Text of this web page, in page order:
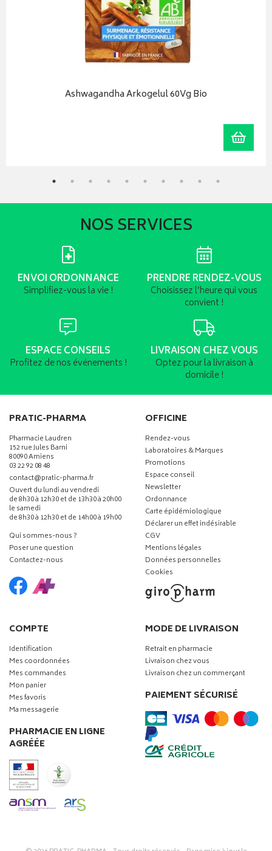
Ashwagandha Arkogelul 60Vg Bio
NOS SERVICES
ENVOI ORDONNANCE
Simplifiez-vous la vie !
PRENDRE RENDEZ-VOUS
Choisissez l’heure qui vous
convient !
ESPACE CONSEILS
Profitez de nos événements !
LIVRAISON CHEZ VOUS
Optez pour la livraison à
domicile !
PRATIC-PHARMA
Pharmacie Laudren
152 rue Jules Barni
80090 Amiens
03 22 92 08 48
contact-
@-
pratic-pharma.fr
Ouvert du lundi au vendredi
de 8h30 à 12h30 et de 13h30 à 20h00
le samedi
de 8h30 à 12h30 et de 14h00 à 19h00
Qui sommes-nous ?
Poser une question
Contactez-nous
OFFICINE
Rendez-vous
Laboratoires & Marques
Promotions
Espace conseil
Newsletter
Ordonnance
Carte épidémiologique
Déclarer un effet indésirable
CGV
Mentions légales
Données personnelles
Cookies
COMPTE
Identification
Mes coordonnées
Mes commandes
Mon panier
Mes favoris
Ma messagerie
PHARMACIE EN LIGNE
AGRÉÉE
MODE DE LIVRAISON
Retrait en pharmacie
Livraison chez vous
Livraison chez un commerçant
PAIEMENT SÉCURISÉ